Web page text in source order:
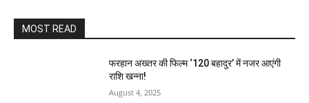
MOST READ
फरहान अख्तर की फिल्म ‘120 बहादुर’ में नजर आएंगी
राशि खन्ना!
August 4, 2025